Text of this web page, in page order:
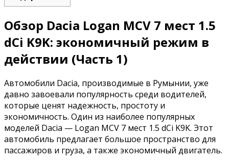
Обзор Dacia Logan MCV 7 мест 1.5
dCi K9K: экономичный режим в
действии (Часть 1)
Автомобили Dacia, производимые в Румынии, уже
давно завоевали популярность среди водителей,
которые ценят надежность, простоту и
экономичность. Один из наиболее популярных
моделей Dacia — Logan MCV 7 мест 1.5 dCi K9K. Этот
автомобиль предлагает большое пространство для
пассажиров и груза, а также экономичный двигатель.